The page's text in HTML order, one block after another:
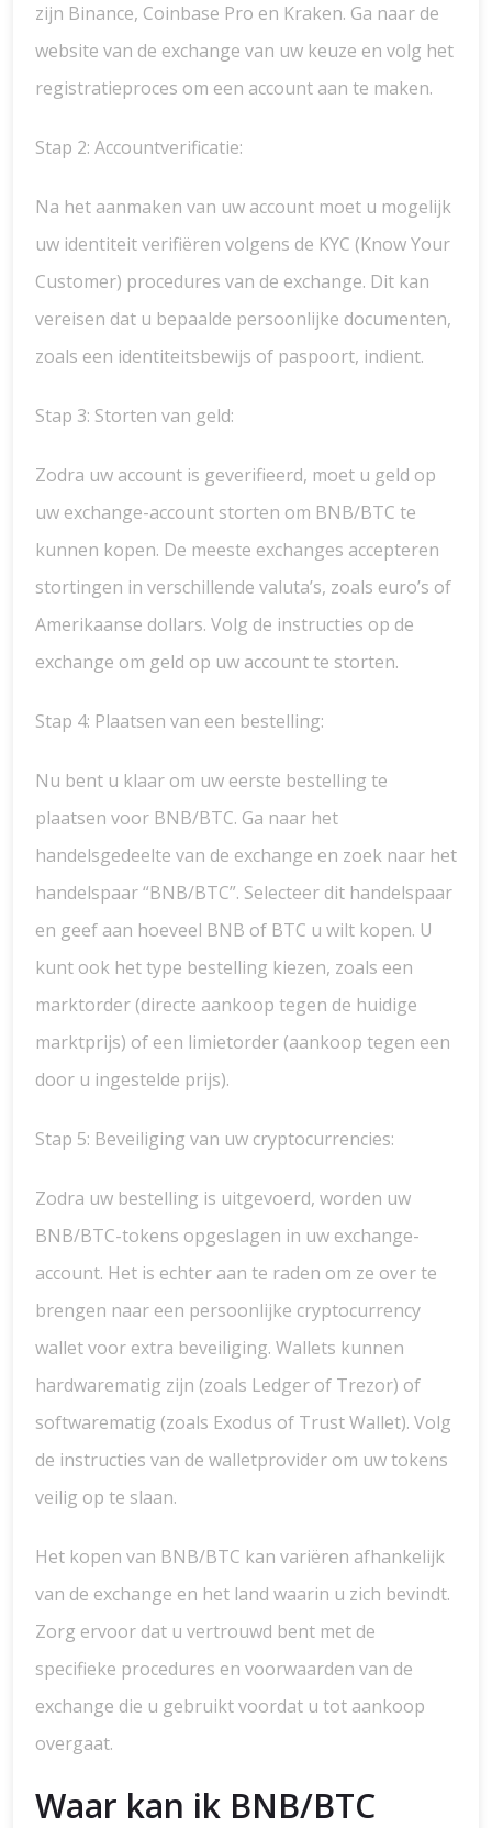
zijn Binance, Coinbase Pro en Kraken. Ga naar de
website van de exchange van uw keuze en volg het
registratieproces om een account aan te maken.
Stap 2: Accountverificatie:
Na het aanmaken van uw account moet u mogelijk
uw identiteit verifiëren volgens de KYC (Know Your
Customer) procedures van de exchange. Dit kan
vereisen dat u bepaalde persoonlijke documenten,
zoals een identiteitsbewijs of paspoort, indient.
Stap 3: Storten van geld:
Zodra uw account is geverifieerd, moet u geld op
uw exchange-account storten om BNB/BTC te
kunnen kopen. De meeste exchanges accepteren
stortingen in verschillende valuta’s, zoals euro’s of
Amerikaanse dollars. Volg de instructies op de
exchange om geld op uw account te storten.
Stap 4: Plaatsen van een bestelling:
Nu bent u klaar om uw eerste bestelling te
plaatsen voor BNB/BTC. Ga naar het
handelsgedeelte van de exchange en zoek naar het
handelspaar “BNB/BTC”. Selecteer dit handelspaar
en geef aan hoeveel BNB of BTC u wilt kopen. U
kunt ook het type bestelling kiezen, zoals een
marktorder (directe aankoop tegen de huidige
marktprijs) of een limietorder (aankoop tegen een
door u ingestelde prijs).
Stap 5: Beveiliging van uw cryptocurrencies:
Zodra uw bestelling is uitgevoerd, worden uw
BNB/BTC-tokens opgeslagen in uw exchange-
account. Het is echter aan te raden om ze over te
brengen naar een persoonlijke cryptocurrency
wallet voor extra beveiliging. Wallets kunnen
hardwarematig zijn (zoals Ledger of Trezor) of
softwarematig (zoals Exodus of Trust Wallet). Volg
de instructies van de walletprovider om uw tokens
veilig op te slaan.
Het kopen van BNB/BTC kan variëren afhankelijk
van de exchange en het land waarin u zich bevindt.
Zorg ervoor dat u vertrouwd bent met de
specifieke procedures en voorwaarden van de
exchange die u gebruikt voordat u tot aankoop
overgaat.
Waar kan ik BNB/BTC